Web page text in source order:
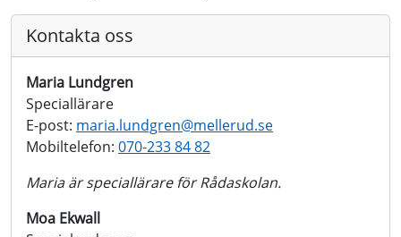
Kontakta oss
Maria Lundgren
Speciallärare
E-post: maria.lundgren@mellerud.se
Mobiltelefon: 070-233 84 82
Maria är speciallärare för Rådaskolan.
Moa Ekwall